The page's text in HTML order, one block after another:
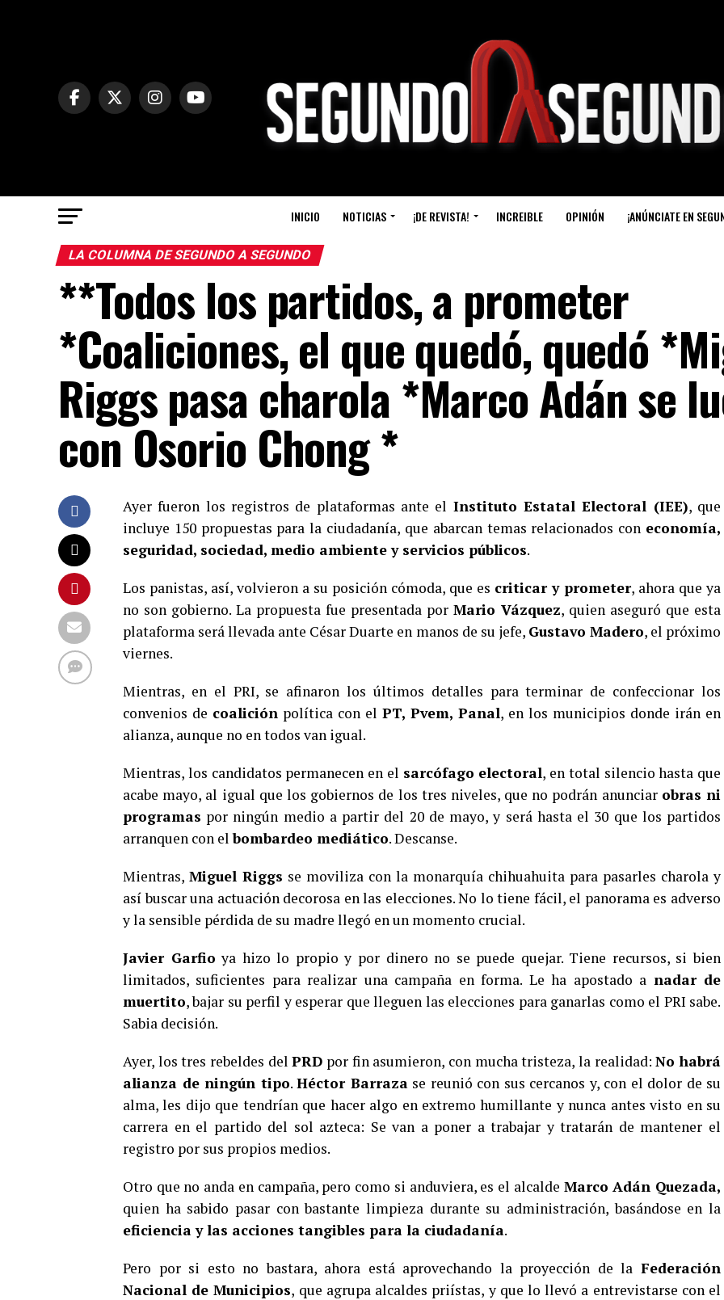
INICIO NOTICIAS ¡DE REVISTA! INCREIBLE OPINIÓN ¡ANÚNCIATE EN
LA COLUMNA DE SEGUNDO A SEGUNDO
**Todos los partidos, a prometer
*Coaliciones, el que quedó, quedó
Riggs pasa charola *Marco Adán se
con Osorio Chong *
Ayer fueron los registros de plataformas ante el Instituto Estatal Electoral (IEE), que
incluye 150 propuestas para la ciudadanía, que abarcan temas relacionados con economía,
seguridad, sociedad, medio ambiente y servicios públicos.
Los panistas, así, volvieron a su posición cómoda, que es criticar y prometer, ahora que ya
no son gobierno. La propuesta fue presentada por Mario Vázquez, quien aseguró que esta
plataforma será llevada ante César Duarte en manos de su jefe, Gustavo Madero, el próximo
viernes.
Mientras, en el PRI, se afinaron los últimos detalles para terminar de confeccionar los
convenios de coalición política con el PT, Pvem, Panal, en los municipios donde irán en
alianza, aunque no en todos van igual.
Mientras, los candidatos permanecen en el sarcófago electoral, en total silencio hasta que
acabe mayo, al igual que los gobiernos de los tres niveles, que no podrán anunciar obras ni
programas por ningún medio a partir del 20 de mayo, y será hasta el 30 que los partidos
arranquen con elbombardeo mediático. Descanse.
Mientras, Miguel Riggs se moviliza con la monarquía chihuahuita para pasarles charola y
así buscar una actuación decorosa en las elecciones. No lo tiene fácil, el panorama es adverso
y la sensible pérdida de su madre llegó en un momento crucial.
Javier Garfio ya hizo lo propio y por dinero no se puede quejar. Tiene recursos, si bien
limitados, suficientes para realizar una campaña en forma. Le ha apostado a nadar de
muertito, bajar su perfil y esperar que lleguen las elecciones para ganarlas como el PRI sabe.
Sabia decisión.
Ayer, los tres rebeldes delPRD por fin asumieron, con mucha tristeza, la realidad:No habrá
alianza de ningún tipo. Héctor Barrazase reunió con sus cercanos y, con el dolor de su
alma, les dijo que tendrían que hacer algo en extremo humillante y nunca antes visto en su
carrera en el partido del sol azteca: Se van a poner a trabajar y tratarán de mantener el
registro por sus propios medios.
Otro que no anda en campaña, pero como si anduviera, es el alcalde Marco Adán Quezada,
quien ha sabido pasar con bastante limpieza durante su administración, basándose en la
eficiencia y las acciones tangibles para la ciudadanía.
Pero por si esto no bastara, ahora está aprovechando la proyección de la Federación
Nacional de Municipios, que agrupa alcaldes priístas, y que lo llevó a entrevistarse con el